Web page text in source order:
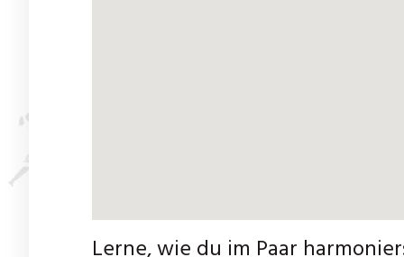
Lerne, wie du im Paar